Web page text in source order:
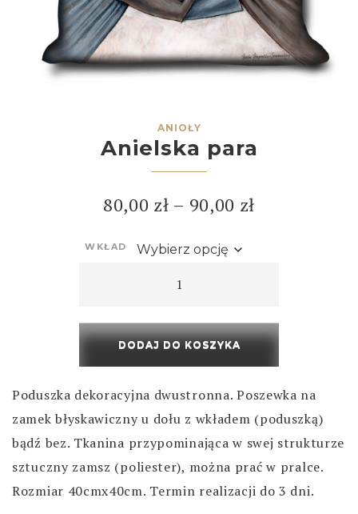
ANIOŁY
Anielska para
80,00 zł – 90,00 zł
WKŁAD
DODAJ DO KOSZYKA
Poduszka dekoracyjna dwustronna. Poszewka na
zamek błyskawiczny u dołu z wkładem (poduszką)
bądź bez. Tkanina przypominająca w swej strukturze
sztuczny zamsz (poliester), można prać w pralce.
Rozmiar 40cmx40cm. Termin realizacji do 3 dni.